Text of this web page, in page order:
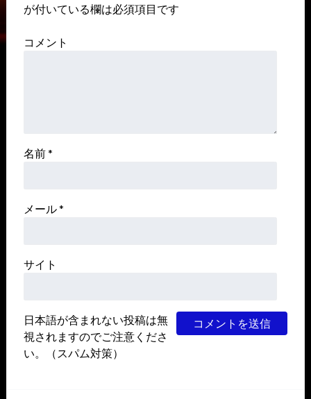
が付いている欄は必須項目です
コメント
名前*
メール*
サイト
日本語が含まれない投稿は無
視されますのでご注意くださ
い。（スパム対策）